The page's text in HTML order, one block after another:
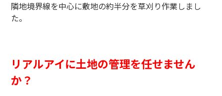
隣地境界線を中心に敷地の約半分を草刈り作業しまし
た。
リアルアイに土地の管理を任せません
か？